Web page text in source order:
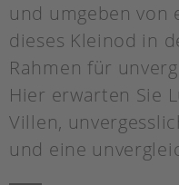
und umgeben
dieses Kleinod in
Rahmen für
Hier erwarten Sie
Villen,
und eine